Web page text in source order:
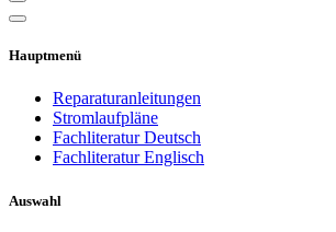
Hauptmenü
Reparaturanleitungen
Stromlaufpläne
Fachliteratur Deutsch
Fachliteratur Englisch
Auswahl